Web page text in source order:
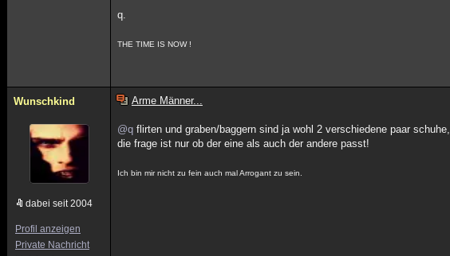
q.
THE TIME IS NOW !
Wunschkind
dabei seit 2004
Profil anzeigen
Private Nachricht
Arme Männer...
@q flirten und graben/baggern sind ja wohl 2 verschiedene paar schuhe,
die frage ist nur ob der eine als auch der andere passt!
Ich bin mir nicht zu fein auch mal Arrogant zu sein.